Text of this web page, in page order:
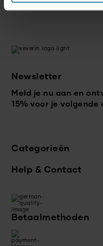
Newsletter
Meld je nu aan en
15% voor je volgende
Categorieën
Help & Contact
Betaalmethoden